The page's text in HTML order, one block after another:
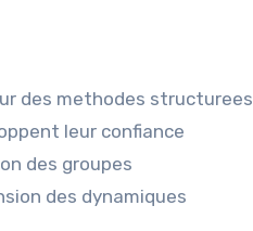
des methodes structurees
leur confiance
des groupes
des dynamiques